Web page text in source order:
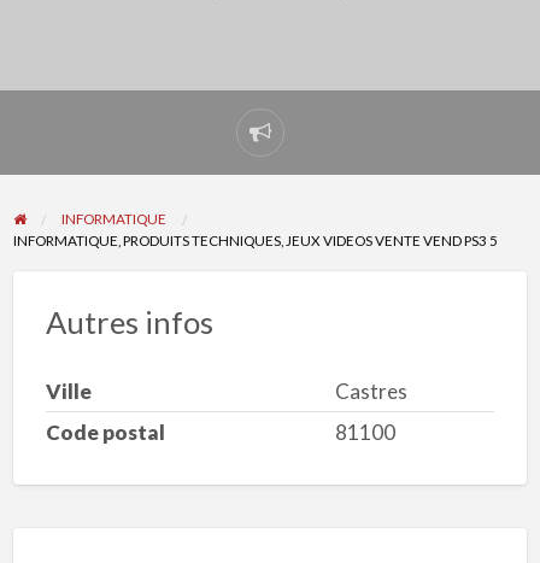
Signaler
un
INFORMATIQUE
INFORMATIQUE, PRODUITS TECHNIQUES, JEUX VIDEOS VENTE VEND PS3 5
Autres infos
Ville
Castres
Code postal
81100